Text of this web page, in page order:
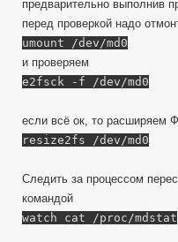
предварительно выполнив
перед проверкой надо
umount /dev/md0
и проверяем
e2fsck -f /dev/md0
если всё ок, то расширяем
resize2fs /dev/md0
Следить за процессом
командой
watch cat /proc/mdstat